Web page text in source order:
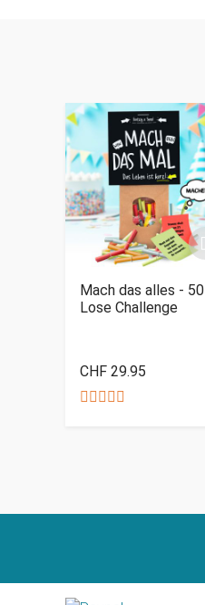
Mach das alles - 50
Lose Challenge
CHF 29.95